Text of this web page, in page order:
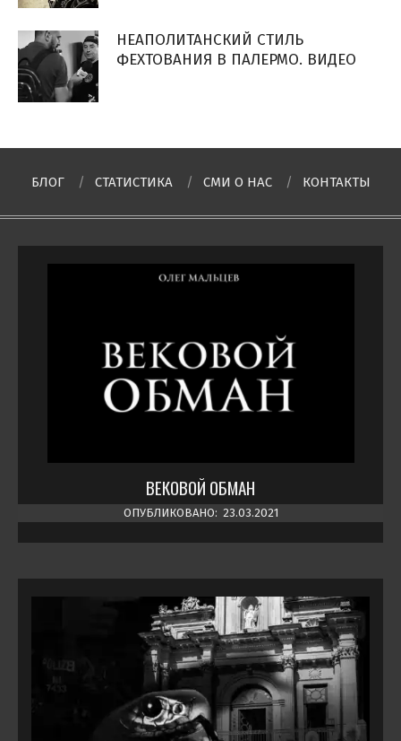
НЕАПОЛИТАНСКИЙ СТИЛЬ
ФЕХТОВАНИЯ В ПАЛЕРМО. ВИДЕО
БЛОГ СТАТИСТИКА СМИ О НAC КОНТАКТЫ
ВЕКОВОЙ ОБМАН
ОПУБЛИКОВАНО: 23.03.2021